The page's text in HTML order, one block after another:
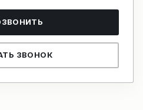
ЗВОНОК